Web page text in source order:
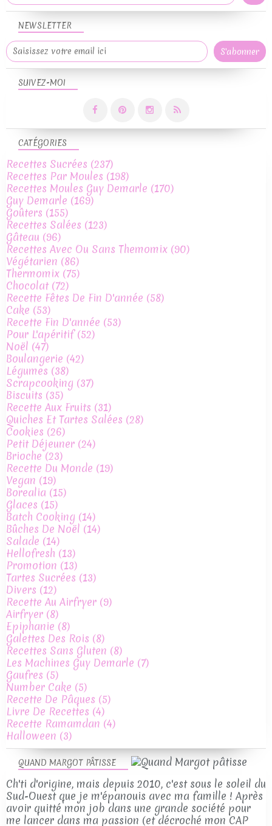
NEWSLETTER
SUIVEZ-MOI
QUAND MARGOT PÂTISSE
Ch'ti d'origine, mais depuis 2010, c'est sous le soleil du
Sud-Ouest que je m'épanouis avec ma famille ! Après
avoir quitté mon job dans une grande société pour
me lancer dans ma passion (et décroché mon CAP
CATÉGORIES
Recettes Sucrées (237)
Recettes Par Moules (198)
Recettes Moules Guy Demarle (170)
Guy Demarle (169)
Goûters (155)
Recettes Salées (123)
Gâteau (96)
Recettes Avec Ou Sans Themomix (90)
Végétarien (86)
Thermomix (75)
Chocolat(72)
Recette Fêtes De Fin D'année (58)
Cake (53)
Recette Fin D'année (53)
Pour L'apéritif(52)
Noël (47)
Boulangerie (42)
Légumes (38)
Scrapcooking (37)
Biscuits (35)
Recette Aux Fruits (31)
Quiches Et Tartes Salées (28)
Cookies (26)
Petit Déjeuner (24)
Brioche(23)
Recette Du Monde (19)
Vegan (19)
Borealia (15)
Glaces (15)
Batch Cooking (14)
Bûches De Noël (14)
Salade (14)
Hellofresh (13)
Promotion (13)
Tartes Sucrées (13)
Divers (12)
Recette Au Airfryer (9)
Airfryer (8)
Epiphanie (8)
Galettes Des Rois (8)
Recettes Sans Gluten (8)
Les Machines Guy Demarle (7)
Gaufres (5)
Number Cake (5)
Recette De Pâques (5)
Livre De Recettes (4)
Recette Ramamdan (4)
Halloween (3)